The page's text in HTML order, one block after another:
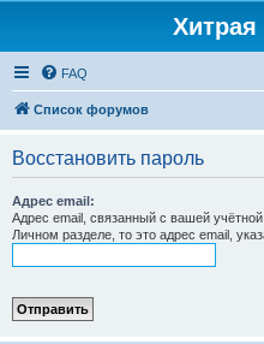
FAQ
Список форумов
Восстановить пароль
Адрес email:
Адрес email, связанный с вашей
Личном разделе, то это адрес email,